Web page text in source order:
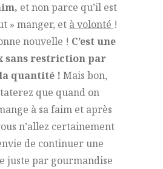
et non parce qu’il est
» manger, et à volonté !
nouvelle ! C’est une
sans restriction par
quantité ! Mais bon,
que quand on
à sa faim et après
n’allez certainement
de continuer une
juste par gourmandise